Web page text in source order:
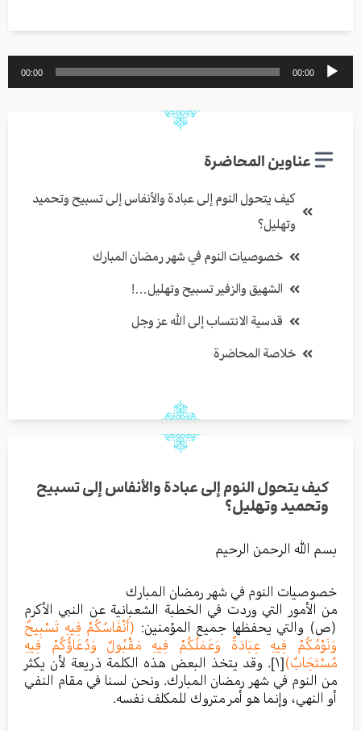
مشغل
الصوت
00:00
00:00
عناوين المحاضرة
كيف يتحول النوم إلى عبادة والأنفاس إلى تسبيح وتحميد
وتهليل؟
خصوصيات النوم في شهر رمضان المبارك
الشهيق والزفير تسبيح وتهليل…!
قدسية الانتساب إلى الله عز وجل
خلاصة المحاضرة
كيف يتحول النوم إلى عبادة والأنفاس إلى تسبيح
وتحميد وتهليل؟
بسم الله الرحمن الرحيم
خصوصيات النوم في شهر رمضان المبارك
من الأمور التي وردت في الخطبة الشعبانية عن النبي الأكرم
(ص) والتي يحفظها جميع المؤمنين: (أَنْفَاسُكُمْ فِيهِ تَسْبِيحٌ
وَنَوْمُكُمْ فِيهِ عِبَادَةٌ وَعَمَلُكُمْ فِيهِ مَقْبُولٌ وَدُعَاؤُكُمْ فِيهِ
مُسْتَجَابٌ)[١] . وقد يتخذ البعض هذه الكلمة ذريعة لأن يكثر
من النوم في شهر رمضان المبارك. ونحن لسنا في مقام النفي
أو النهي، وإنما هو أمر متروك للمكلف نفسه.